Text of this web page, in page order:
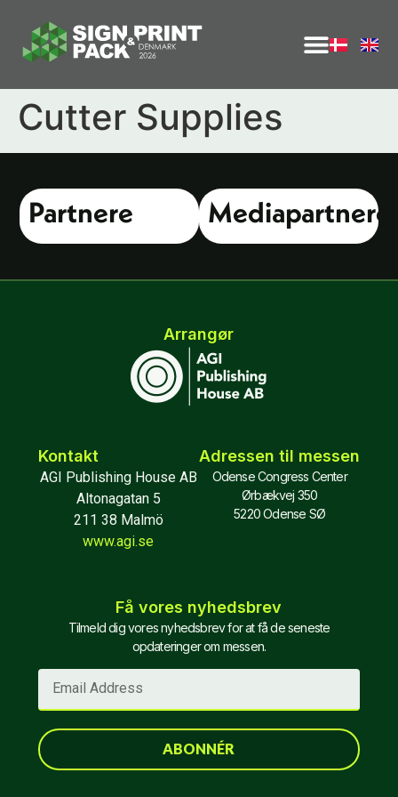
Cutter Supplies
Partnere Mediapartnere
Arrangør
Kontakt
AGI Publishing House AB
Altonagatan 5
211 38 Malmö
www.agi.se
Adressen til messen
Odense Congress Center
Ørbækvej 350
5220 Odense SØ
Få vores nyhedsbrev
Tilmeld dig vores nyhedsbrev for at få de seneste
opdateringer om messen.
ABONNÉR